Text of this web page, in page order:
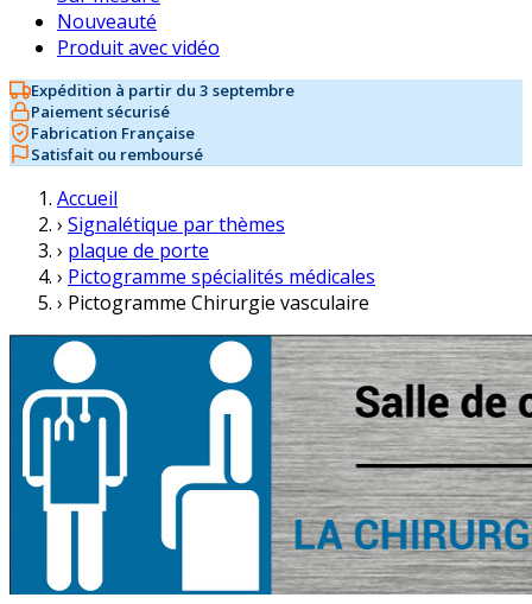
Nouveauté
Produit avec vidéo
Expédition à partir du 3 septembre
Paiement sécurisé
Fabrication Française
Satisfait ou remboursé
Accueil
› Signalétique par thèmes
› plaque de porte
› Pictogramme spécialités médicales
› Pictogramme Chirurgie vasculaire